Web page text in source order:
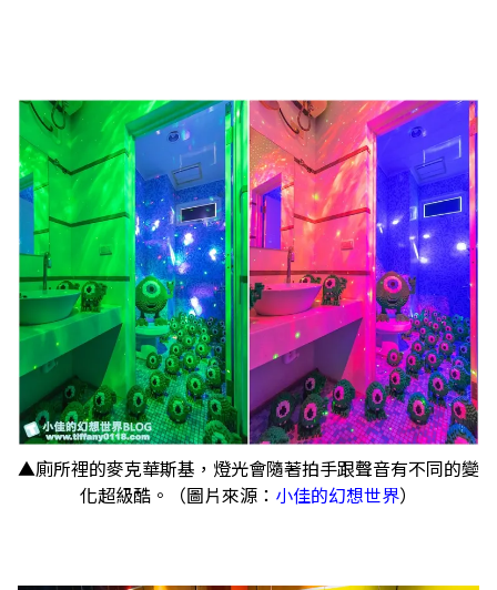
▲廁所裡的麥克華斯基，燈光會隨著拍手跟聲音有不同的變
化超級酷。（圖片來源： 小佳的幻想世界）